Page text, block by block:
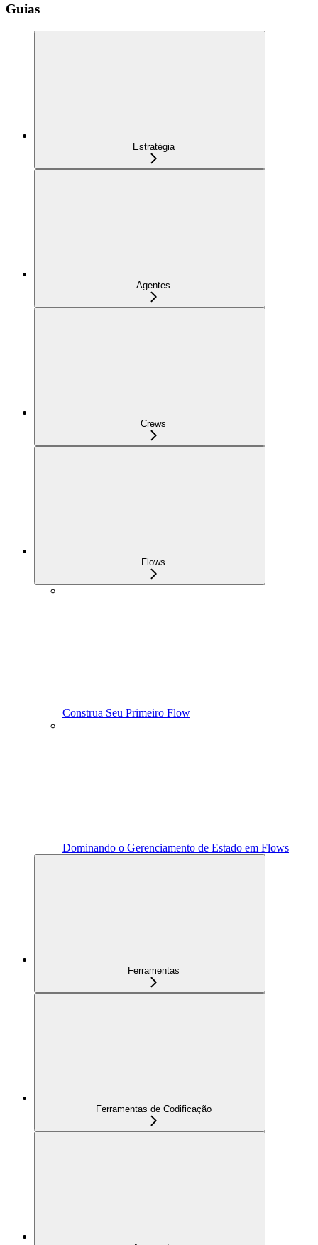
Guias
Estratégia
Agentes
Crews
Flows
Construa Seu Primeiro Flow
Dominando o Gerenciamento de Estado em Flows
Ferramentas
Ferramentas de Codificação